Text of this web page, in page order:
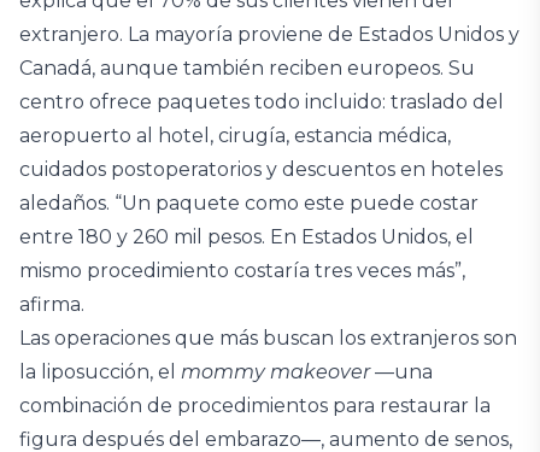
extranjero. La mayoría proviene de Estados Unidos y
Canadá, aunque también reciben europeos. Su
centro ofrece paquetes todo incluido: traslado del
aeropuerto al hotel, cirugía, estancia médica,
cuidados postoperatorios y descuentos en hoteles
aledaños. “Un paquete como este puede costar
entre 180 y 260 mil pesos. En Estados Unidos, el
mismo procedimiento costaría tres veces más”,
afirma.
Las operaciones que más buscan los extranjeros son
la liposucción, el mommy makeover—una
combinación de procedimientos para restaurar la
figura después del embarazo—, aumento de senos,